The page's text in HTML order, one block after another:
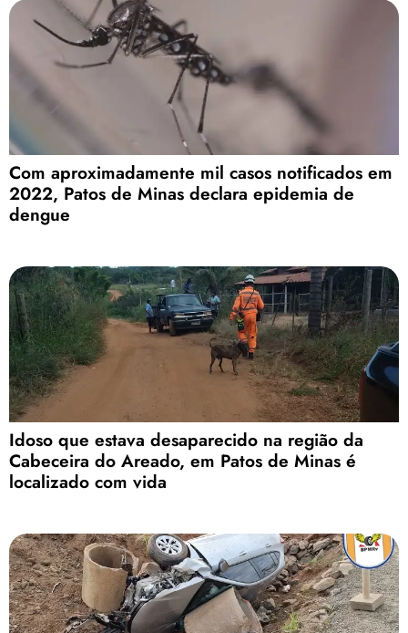
Com aproximadamente mil casos notificados em
2022, Patos de Minas declara epidemia de
dengue
Idoso que estava desaparecido na região da
Cabeceira do Areado, em Patos de Minas é
localizado com vida